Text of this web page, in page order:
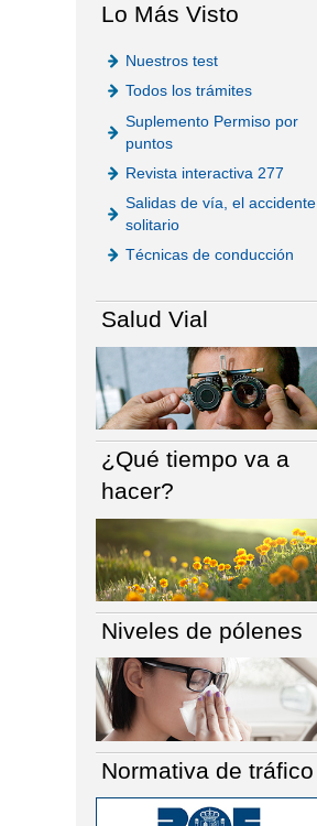
Lo Más Visto
Nuestros test
Todos los trámites
Suplemento Permiso por
puntos
Revista interactiva 277
Salidas de vía, el accidente
solitario
Técnicas de conducción
Salud Vial
¿Qué tiempo va a
hacer?
Niveles de pólenes
Normativa de tráfico